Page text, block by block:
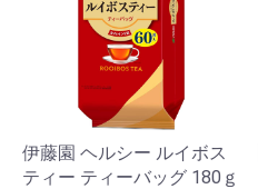
伊藤園 ヘルシー ルイボス
ティー ティーバッグ 180ｇ